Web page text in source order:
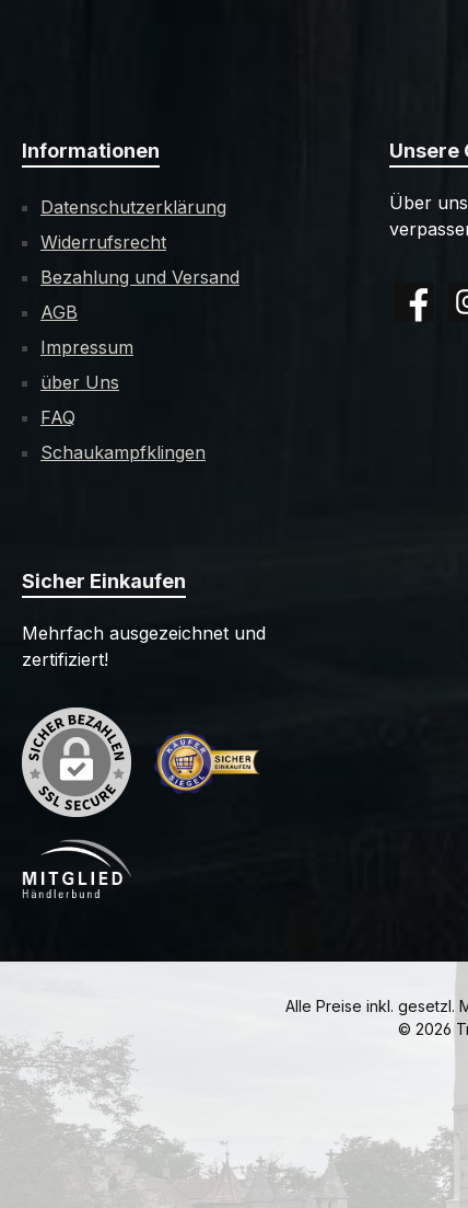
Informationen
Datenschutzerklärung
Widerrufsrecht
Bezahlung und Versand
AGB
Impressum
über Uns
FAQ
Schaukampfklingen
Unsere
Über
Sicher Einkaufen
Mehrfach ausgezeichnet und
zertifiziert!
Alle Preise inkl. gesetzl.
© 2026